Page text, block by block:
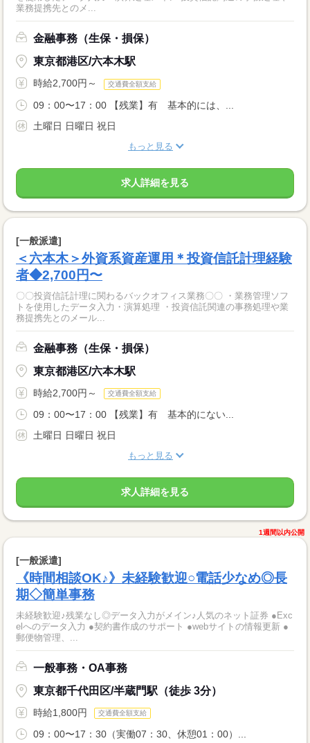
業務提携先とのメ...
金融事務（生保・損保）
東京都港区/六本木駅
時給2,700円～ 交通費全額支給
09：00〜17：00 【残業】有 基本的には、...
土曜日 日曜日 祝日
もっと見る
求人詳細を見る
[一般派遣]
＜六本木＞外資系資産運用＊投資信託計理経験
者◆2,700円〜
〇〇投資信託計理に関わるバックオフィス業務〇〇 ・業務管理ソフ
トを使用したデータ入力・演算処理 ・投資信託関連の事務処理や業
務提携先とのメール...
金融事務（生保・損保）
東京都港区/六本木駅
時給2,700円～ 交通費全額支給
09：00〜17：00 【残業】有 基本的にない...
土曜日 日曜日 祝日
もっと見る
求人詳細を見る
1週間以内公開
[一般派遣]
《時間相談OK♪》未経験歓迎○電話少なめ◎長
期◇簡単事務
未経験歓迎♪残業なし◎データ入力がメイン♪人気のネット証券 ●Exc
elへのデータ入力 ●契約書作成のサポート ●webサイトの情報更新 ●
郵便物管理、...
一般事務・OA事務
東京都千代田区/半蔵門駅（徒歩 3分）
時給1,800円 交通費全額支給
09：00〜17：30（実働07：30、休憩01：00）...